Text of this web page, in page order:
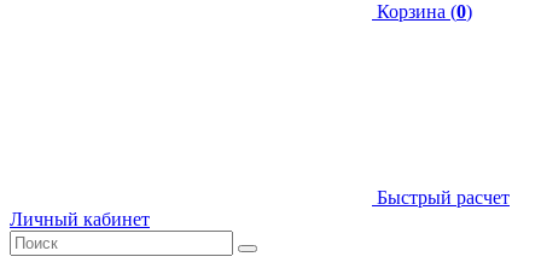
Корзина (0)
Быстрый расчет
Личный кабинет